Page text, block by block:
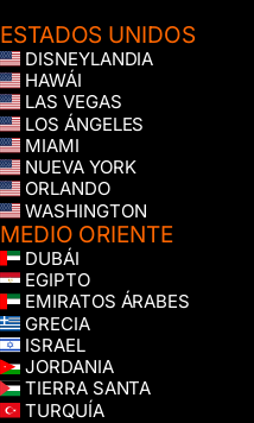
ESTADOS UNIDOS
DISNEYLANDIA
HAWÁI
LAS VEGAS
LOS ÁNGELES
MIAMI
NUEVA YORK
ORLANDO
WASHINGTON
MEDIO ORIENTE
DUBÁI
EGIPTO
EMIRATOS ÁRABES
GRECIA
ISRAEL
JORDANIA
TIERRA SANTA
TURQUÍA